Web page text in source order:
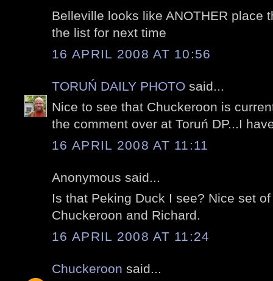
Belleville looks like ANOTHER place
the list for next time
16 APRIL 2008 AT 10:56
TORUŃ DAILY PHOTO said...
Nice to see that Chuckeroon is
the comment over at Toruń DP...I
16 APRIL 2008 AT 11:11
Anonymous said...
Is that Peking Duck I see? Nice set
Chuckeroon and Richard.
16 APRIL 2008 AT 11:24
Chuckeroon said...